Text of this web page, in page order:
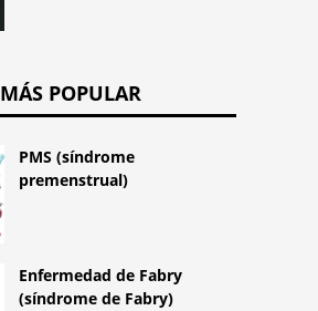
MÁS POPULAR
PMS (síndrome
premenstrual)
Enfermedad de Fabry
(síndrome de Fabry)